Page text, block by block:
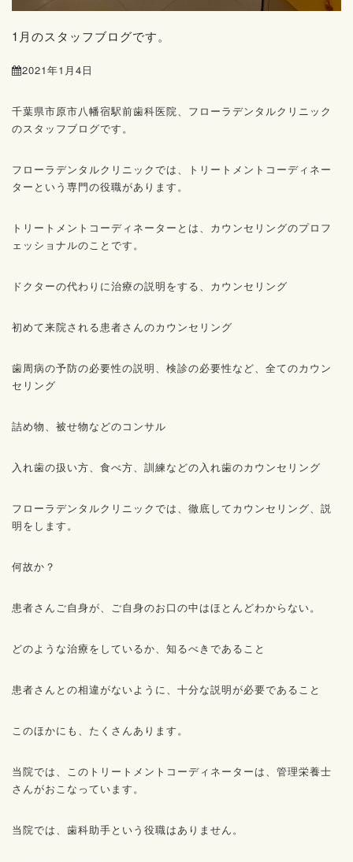
1月のスタッフブログです。
2021年1月4日
千葉県市原市八幡宿駅前歯科医院、フローラデンタルクリニック
のスタッフブログです。
フローラデンタルクリニックでは、トリートメントコーディネー
ターという専門の役職があります。
トリートメントコーディネーターとは、カウンセリングのプロフ
ェッショナルのことです。
ドクターの代わりに治療の説明をする、カウンセリング
初めて来院される患者さんのカウンセリング
歯周病の予防の必要性の説明、検診の必要性など、全てのカウン
セリング
詰め物、被せ物などのコンサル
入れ歯の扱い方、食べ方、訓練などの入れ歯のカウンセリング
フローラデンタルクリニックでは、徹底してカウンセリング、説
明をします。
何故か？
患者さんご自身が、ご自身のお口の中はほとんどわからない。
どのような治療をしているか、知るべきであること
患者さんとの相違がないように、十分な説明が必要であること
このほかにも、たくさんあります。
当院では、このトリートメントコーディネーターは、管理栄養士
さんがおこなっています。
当院では、歯科助手という役職はありません。